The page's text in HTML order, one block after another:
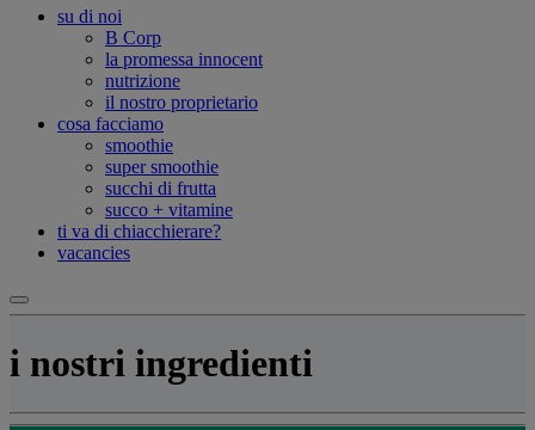
su di noi
B Corp
la promessa innocent
nutrizione
il nostro proprietario
cosa facciamo
smoothie
super smoothie
succhi di frutta
succo + vitamine
ti va di chiacchierare?
vacancies
i nostri ingredienti